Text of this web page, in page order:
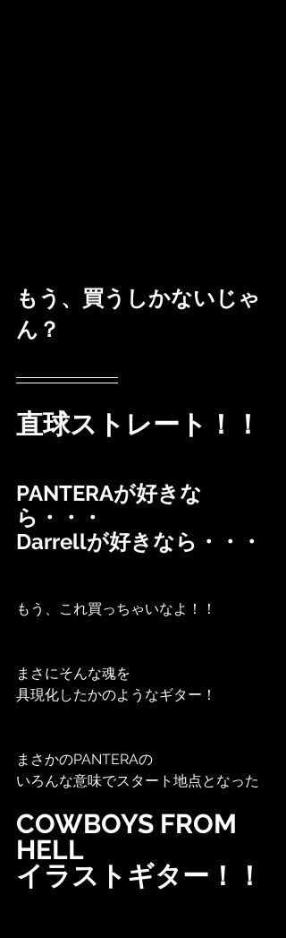
もう、買うしかないじゃ
ん？
直球ストレート！！
PANTERAが好きな
ら・・・
Darrellが好きなら・・・
もう、これ買っちゃいなよ！！
まさにそんな魂を
具現化したかのようなギター！
まさかのPANTERAの
いろんな意味でスタート地点となった
COWBOYS FROM
HELL
イラストギター！！